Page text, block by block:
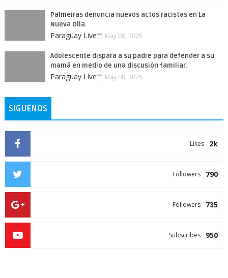
Palmeiras denuncia nuevos actos racistas en La
Nueva Olla.
Paraguay Live May 08, 2025
Adolescente dispara a su padre para defender a su
mamá en medio de una discusión familiar.
Paraguay Live May 08, 2025
SIGUENOS
2k
Likes
790
Followers
735
Followers
950
Subscribes